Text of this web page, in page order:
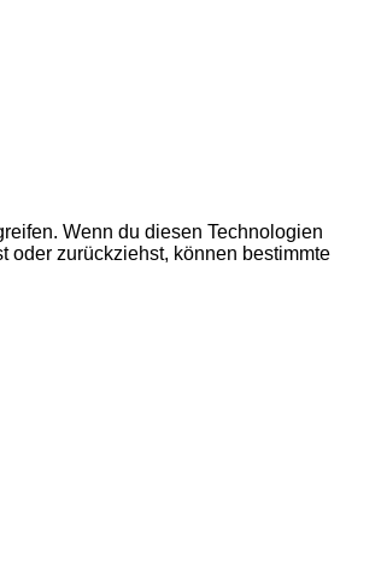
Wenn du diesen Technologien
oder zurückziehst, können bestimmte